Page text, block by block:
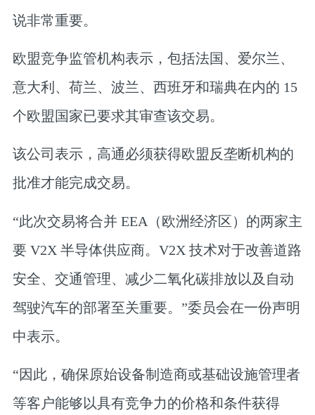
说非常重要。
欧盟竞争监管机构表示，包括法国、爱尔兰、
意大利、荷兰、波兰、西班牙和瑞典在内的 15
个欧盟国家已要求其审查该交易。
该公司表示，高通必须获得欧盟反垄断机构的
批准才能完成交易。
“此次交易将合并 EEA（欧洲经济区）的两家主
要 V2X 半导体供应商。V2X 技术对于改善道路
安全、交通管理、减少二氧化碳排放以及自动
驾驶汽车的部署至关重要。”委员会在一份声明
中表示。
“因此，确保原始设备制造商或基础设施管理者
等客户能够以具有竞争力的价格和条件获得